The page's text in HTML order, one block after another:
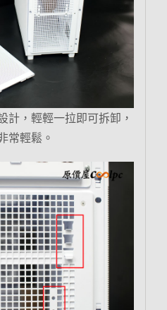
計，輕輕一拉即可拆卸，
常輕鬆。